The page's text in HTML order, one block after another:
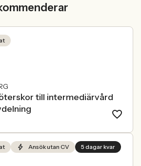
till intermediärvård
Ansök utan CV 5 dagar kvar